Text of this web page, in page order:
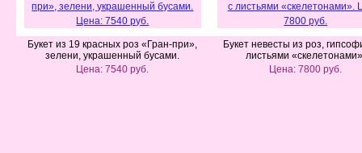
Букет из 19 красных роз «Гран-при»,
зелени, украшенный бусами.
Цена: 7540 руб.
Букет невесты из роз,
листьями
Цена: 7800 руб.